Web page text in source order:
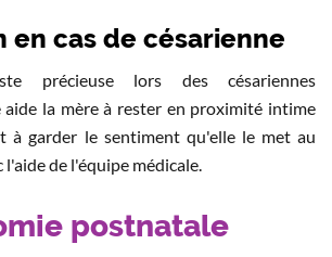
en cas de césarienne
précieuse lors des césariennes
aide la mère à rester en proximité intime
à garder le sentiment qu'elle le met au
l'aide de l'équipe médicale.
postnatale